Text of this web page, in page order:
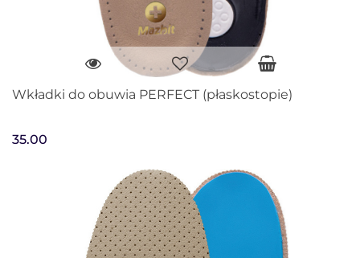
Wkładki do obuwia PERFECT (płaskostopie)
35.00